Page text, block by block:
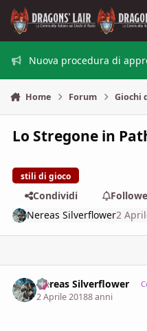
Vai al contenuto
Nuova procedura di
Home Forum Giochi
Lo Stregone in
stili di gioco
Condividi
Nereas Silverflower2
Nereas Silverflower
2 Aprile 20188 anni